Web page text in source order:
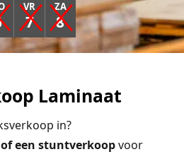
VR
7
ZA
8
Laminaat
in?
een stuntverkoopvoor